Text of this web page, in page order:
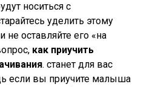
носиться с
уделить этому
оставляйте его «на
как приучить
. станет для вас
если вы приучите малыша